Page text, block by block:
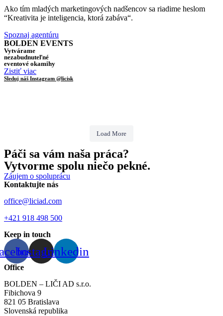
Ako tím mladých marketingových nadšencov sa riadime heslom
“Kreativita je inteligencia, ktorá zabáva“.
Spoznaj agentúru
BOLDEN EVENTS
Vytvárame
nezabudnuteľné
eventové okamihy
Zistiť viac
Sleduj náš Instagram @licisk
Load More
Páči sa vám naša práca?
Vytvorme spolu niečo pekné.
Záujem o spoluprácu
Kontaktujte nás
office@liciad.com
+421 918 498 500
Keep in touch
InstagramLinkedin
Office
BOLDEN – LIČI AD s.r.o.
Fibichova 9
821 05 Bratislava
Slovenská republika